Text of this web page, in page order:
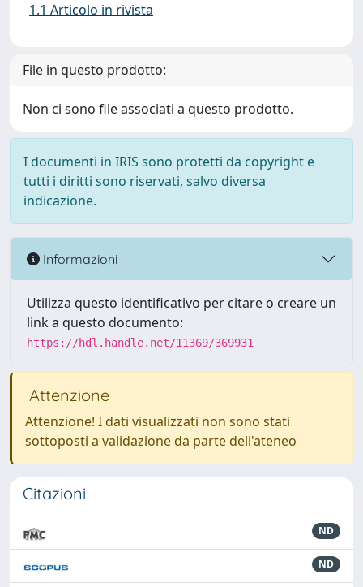
1.1 Articolo in rivista
File in questo prodotto:
Non ci sono file associati a questo prodotto.
I documenti in IRIS sono protetti da copyright e
tutti i diritti sono riservati, salvo diversa
indicazione.
Informazioni
Utilizza questo identificativo per citare o creare un
link a questo documento:
https://hdl.handle.net/11369/369931
Attenzione
Attenzione! I dati visualizzati non sono stati
sottoposti a validazione da parte dell'ateneo
Citazioni
ND
ND